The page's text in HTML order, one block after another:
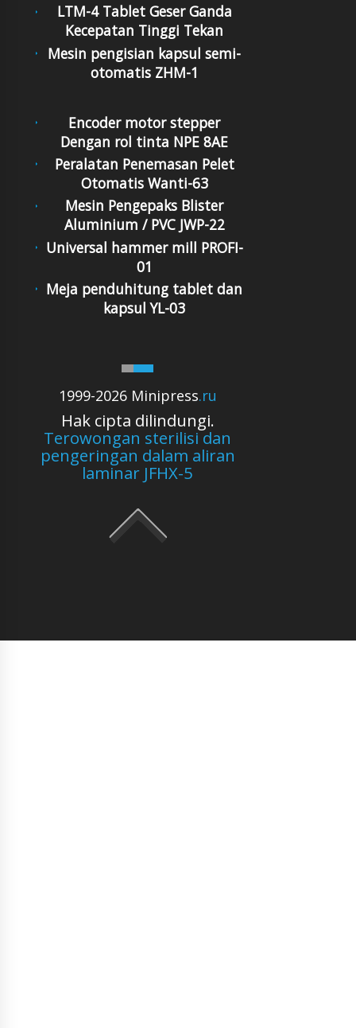
LTM-4 Tablet Geser Ganda
Kecepatan Tinggi Tekan
Mesin pengisian kapsul semi-
otomatis ZHM-1
1999-2026 Minipress.ru
Hak cipta dilindungi.
Terowongan sterilisi dan
pengeringan dalam aliran
laminar JFHX-5
Encoder motor stepper
Dengan rol tinta NPE 8AE
Peralatan Penemasan Pelet
Otomatis Wanti-63
Mesin Pengepaks Blister
Aluminium / PVC JWP-22
Universal hammer mill PROFI-
01
Meja penduhitung tablet dan
kapsul YL-03